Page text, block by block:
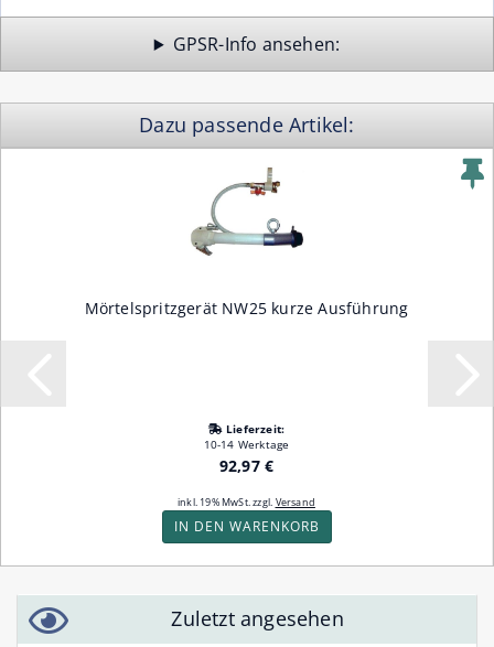
GPSR-Info
Dazu passende Artikel:
Mörtelspritzgerät NW25 kurze Ausführung
Lieferzeit:
10-14 Werktage
92,97 €
inkl. 19% MwSt. zzgl. Versand
IN DEN WARENKORB
Zuletzt angesehen